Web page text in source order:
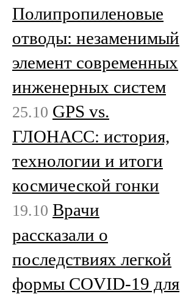
Полипропиленовые
отводы: незаменимый
элемент современных
инженерных систем
25.10 GPS vs.
ГЛОНАСС: история,
технологии и итоги
космической гонки
19.10 Врачи
рассказали о
последствиях легкой
формы COVID-19 для